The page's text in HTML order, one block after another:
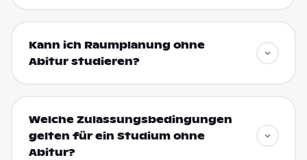
Kann ich Raumplanung ohne
Abitur studieren?
Welche Zulassungsbedingungen
gelten für ein Studium ohne
Abitur?